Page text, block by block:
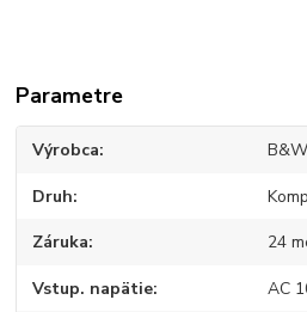
Parametre
Výrobca B&W
Druh
Záruka 24
Vstup. napätie AC